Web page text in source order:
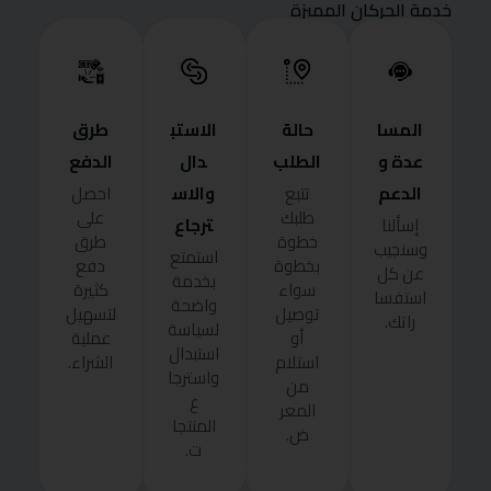
خدمة الحركان المميزة
المسا
عدة و
الدعم
إسألنا
وسنجيب
عن كل
استفسا
راتك.
حالة
الطلب
تتبع
طلبك
خطوة
بخطوة
سواء
توصيل
أو
استلام
من
المعر
ض.
الاستب
دال
والاس
ترجاع
استمتع
بخدمة
واضحة
لسياسة
استبدال
واسترجا
ع
المنتجا
ت.
طرق
الدفع
احصل
على
طرق
دفع
كثيرة
لتسهيل
عملية
الشراء.